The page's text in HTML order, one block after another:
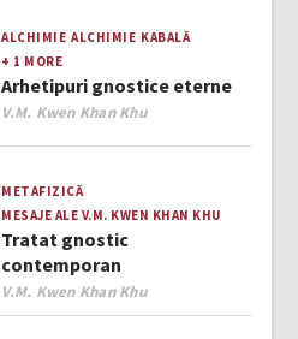
ALCHIMIE ALCHIMIE KABALĂ
+ 1 MORE
Arhetipuri gnostice eterne
Author
V.M. Kwen Khan Khu
METAFIZICĂ
MESAJE ALE V.M. KWEN KHAN KHU
Tratat gnostic
contemporan
Author
V.M. Kwen Khan Khu